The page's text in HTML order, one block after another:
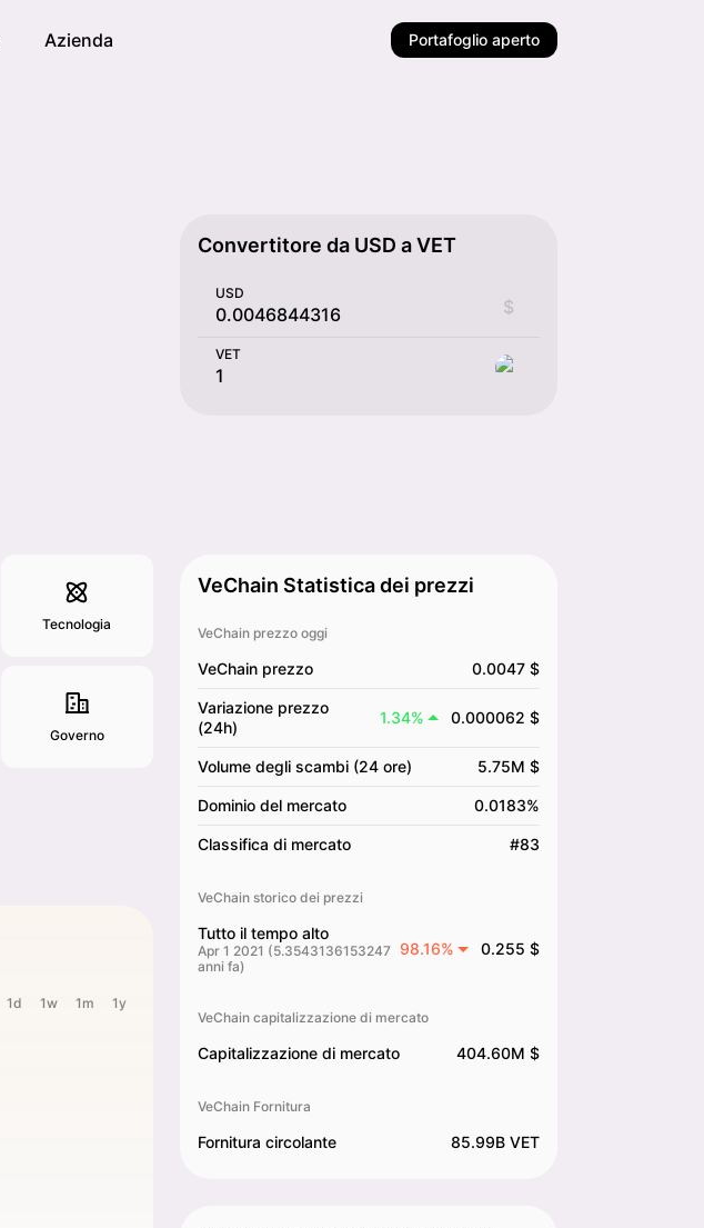
Azienda Portafoglio aperto
Tecnologia
Governo
1d 1w 1m 1y
Convertitore da USD a VET
USD
$
VET
VeChain Statistica dei prezzi
VeChain prezzo oggi
VeChain prezzo 0.0047 $
Variazione prezzo
(24h)
1.34% 0.000062 $
Volume degli scambi (24 ore) 5.75M $
Dominio del mercato 0.0183%
Classifica di mercato #83
VeChain storico dei prezzi
Tutto il tempo alto
Apr 1 2021 (5.3543136153247
anni fa)
98.16% 0.255 $
VeChain capitalizzazione di mercato
Capitalizzazione di mercato 404.60M $
VeChain Fornitura
Fornitura circolante 85.99B VET